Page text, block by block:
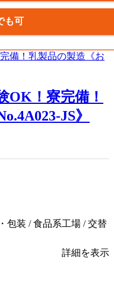
も可
OK！寮完備！
JS》
包装 / 食品系工場 / 交替
詳細を表示